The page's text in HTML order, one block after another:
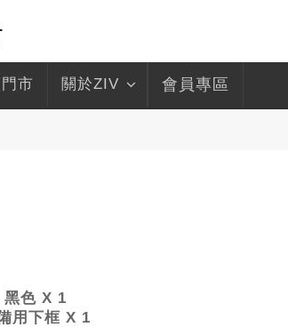
市 關於ZIV 會員專區
色 X 1
用下框 X 1